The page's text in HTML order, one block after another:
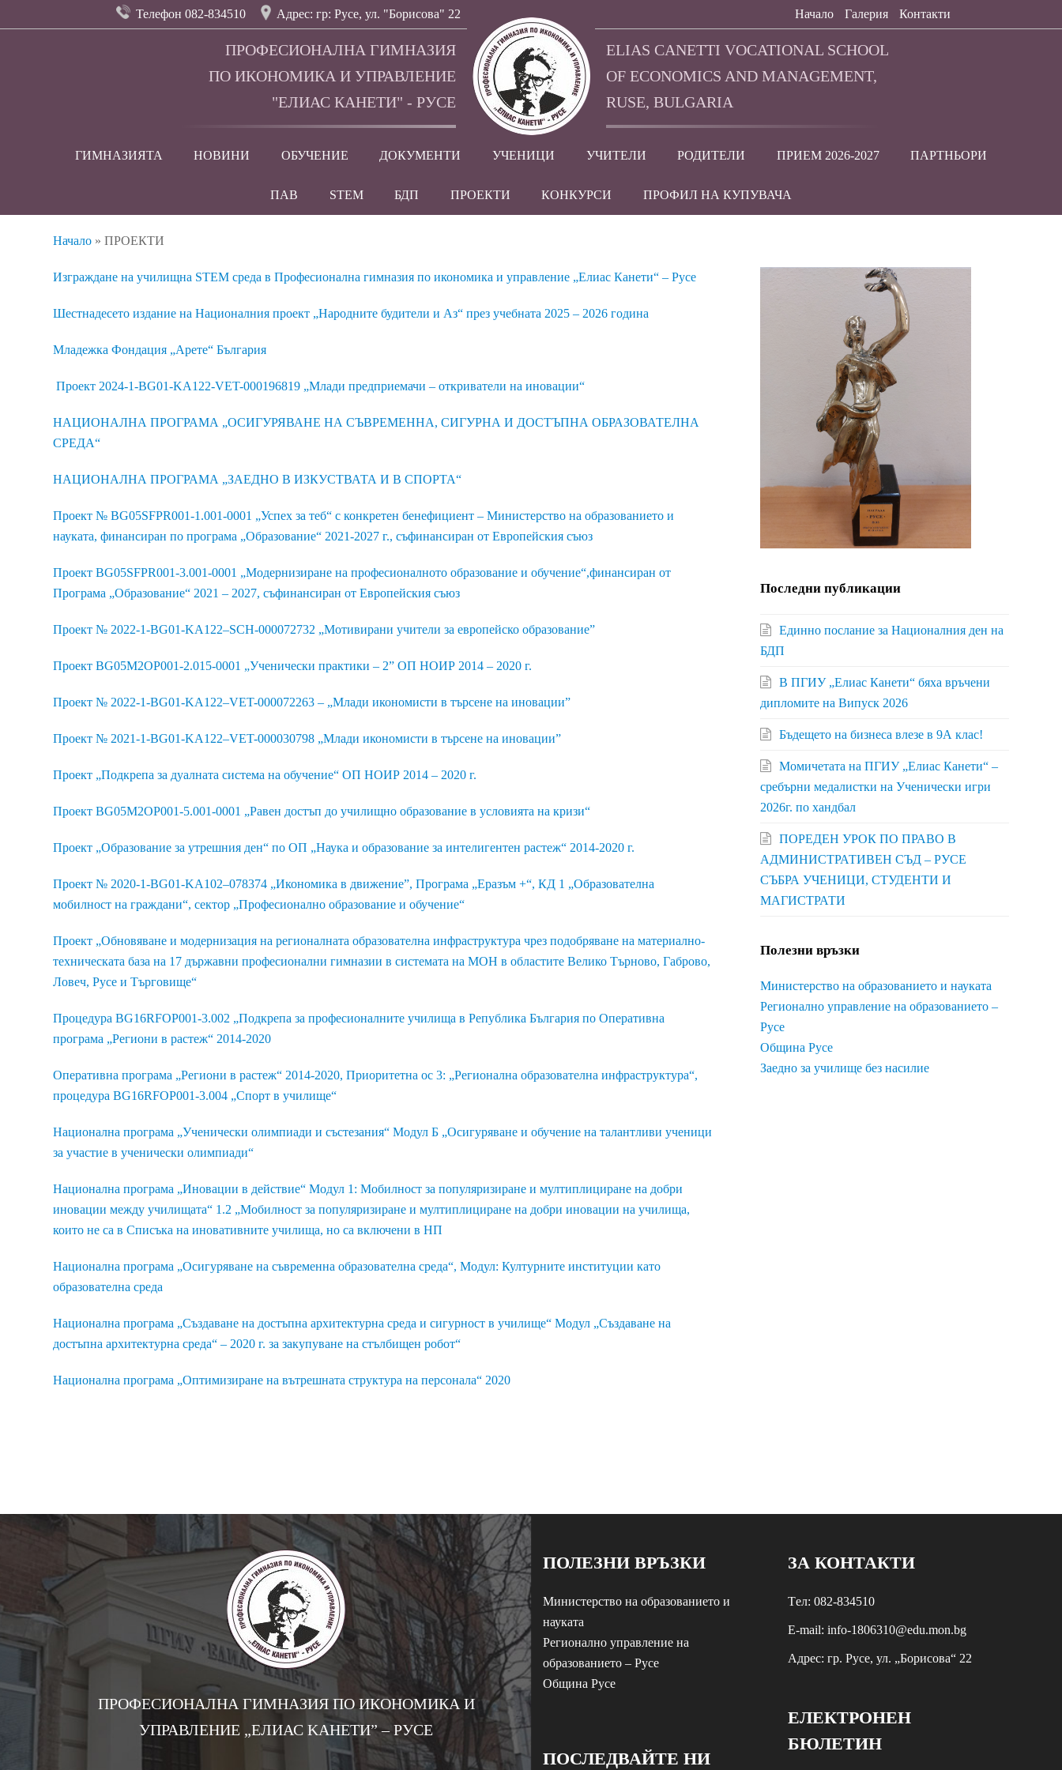
Телефон 082-834510 Адрес: гр: Русе, ул. "Борисова" 22 Начало Галерия Контакти
ПРОФЕСИОНАЛНА ГИМНАЗИЯ
ПО ИКОНОМИКА И УПРАВЛЕНИЕ
"ЕЛИАС КАНЕТИ" - РУСЕ
ELIAS CANETTI VOCATIONAL SCHOOL
OF ECONOMICS AND MANAGEMENT,
RUSE, BULGARIA
ГИМНАЗИЯТА НОВИНИ ОБУЧЕНИЕ ДОКУМЕНТИ УЧЕНИЦИ УЧИТЕЛИ РОДИТЕЛИ ПРИЕМ 2026-2027 ПАРТНЬОРИ
ПАВ STEM БДП ПРОЕКТИ КОНКУРСИ ПРОФИЛ НА КУПУВАЧА
Начало »ПРОЕКТИ
Изграждане на училищна STEM среда в Професионална гимназия по икономика и управление „Елиас Канети“ – Русе
Шестнадесето издание на Националния проект „Народните будители и Аз“ през учебната 2025 – 2026 година
Младежка Фондация „Арете“ България
Проект 2024-1-BG01-KA122-VET-000196819 „Млади предприемачи – откриватели на иновации“
НАЦИОНАЛНА ПРОГРАМА „ОСИГУРЯВАНЕ НА СЪВРЕМЕННА, СИГУРНА И ДОСТЪПНА ОБРАЗОВАТЕЛНА
СРЕДА“
НАЦИОНАЛНА ПРОГРАМА „ЗАЕДНО В ИЗКУСТВАТА И В СПОРТА“
Проект № BG05SFPR001-1.001-0001 „Успех за теб“ с конкретен бенефициент – Министерство на образованието и
науката, финансиран по програма „Образование“ 2021-2027 г., съфинансиран от Европейския съюз
Проект BG05SFPR001-3.001-0001 „Модернизиране на професионалното образование и обучение“,финансиран от
Програма „Образование“ 2021 – 2027, съфинансиран от Европейския съюз
Проект № 2022-1-BG01-KA122–SCH-000072732 „Мотивирани учители за европейско образование”
Проект BG05M2OP001-2.015-0001 „Ученически практики – 2” ОП НОИР 2014 – 2020 г.
Проект № 2022-1-BG01-KA122–VET-000072263 – „Млади икономисти в търсене на иновации”
Проект № 2021-1-BG01-KA122–VET-000030798 „Млади икономисти в търсене на иновации”
Проект „Подкрепа за дуалната система на обучение“ ОП НОИР 2014 – 2020 г.
Проект BG05M2OP001-5.001-0001 „Равен достъп до училищно образование в условията на кризи“
Проект „Образование за утрешния ден“ по ОП „Наука и образование за интелигентен растеж“ 2014-2020 г.
Проект № 2020-1-BG01-KA102–078374 „Икономика в движение”, Програма „Еразъм +“, КД 1 „Образователна
мобилност на граждани“, сектор „Професионално образование и обучение“
Проект „Обновяване и модернизация на регионалната образователна инфраструктура чрез подобряване на материално-
техническата база на 17 държавни професионални гимназии в системата на МОН в областите Велико Търново, Габрово,
Ловеч, Русе и Търговище“
Процедура BG16RFOP001-3.002 „Подкрепа за професионалните училища в Република България по Оперативна
програма „Региони в растеж“ 2014-2020
Оперативна програма „Региони в растеж“ 2014-2020, Приоритетна ос 3: „Регионална образователна инфраструктура“,
процедура BG16RFOP001-3.004 „Спорт в училище“
Национална програма „Ученически олимпиади и състезания“ Модул Б „Осигуряване и обучение на талантливи ученици
за участие в ученически олимпиади“
Национална програма „Иновации в действие“ Модул 1: Мобилност за популяризиране и мултиплициране на добри
иновации между училищата“ 1.2 „Мобилност за популяризиране и мултиплициране на добри иновации на училища,
които не са в Списъка на иновативните училища, но са включени в НП
Национална програма „Осигуряване на съвременна образователна среда“, Модул: Културните институции като
образователна среда
Национална програма „Създаване на достъпна архитектурна среда и сигурност в училище“ Модул „Създаване на
достъпна архитектурна среда“ – 2020 г. за закупуване на стълбищен робот“
Национална програма „Оптимизиране на вътрешната структура на персонала“ 2020
Последни публикации
Единно послание за Националния ден на
БДП
В ПГИУ „Елиас Канети“ бяха връчени
дипломите на Випуск 2026
Бъдещето на бизнеса влезе в 9А клас!
Момичетата на ПГИУ „Елиас Канети“ –
сребърни медалистки на Ученически игри
2026г. по хандбал
ПОРЕДЕН УРОК ПО ПРАВО В
АДМИНИСТРАТИВЕН СЪД – РУСЕ
СЪБРА УЧЕНИЦИ, СТУДЕНТИ И
МАГИСТРАТИ
Полезни връзки
Министерство на образованието и науката
Регионално управление на образованието –
Русе
Община Русе
Заедно за училище без насилие
ПРОФЕСИОНАЛНА ГИМНАЗИЯ ПО ИКОНОМИКА И
УПРАВЛЕНИЕ „EЛИАС KАНЕТИ” – РУСЕ
ПОЛЕЗНИ ВРЪЗКИ
Министерство на образованието и
науката
Регионално управление на
образованието – Русе
Община Русе
ПОСЛЕДВАЙТЕ НИ
ЗА КОНТАКТИ
Tел: 082-834510
E-mail: info-1806310@edu.mon.bg
Aдрес: гр. Русе, ул. „Борисова“ 22
ЕЛЕКТРОНЕН
БЮЛЕТИН